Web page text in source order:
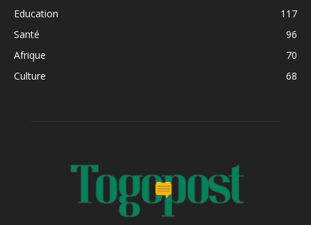
Education
117
Santé
96
Afrique
70
Culture
68